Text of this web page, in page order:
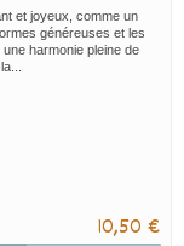
et joyeux, comme un
généreuses et les
harmonie pleine de
10,50 €